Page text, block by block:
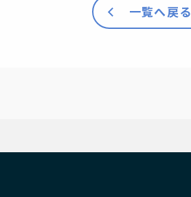
一覧へ戻る